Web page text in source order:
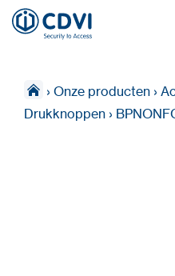
› Onze producten ›
Drukknoppen ›